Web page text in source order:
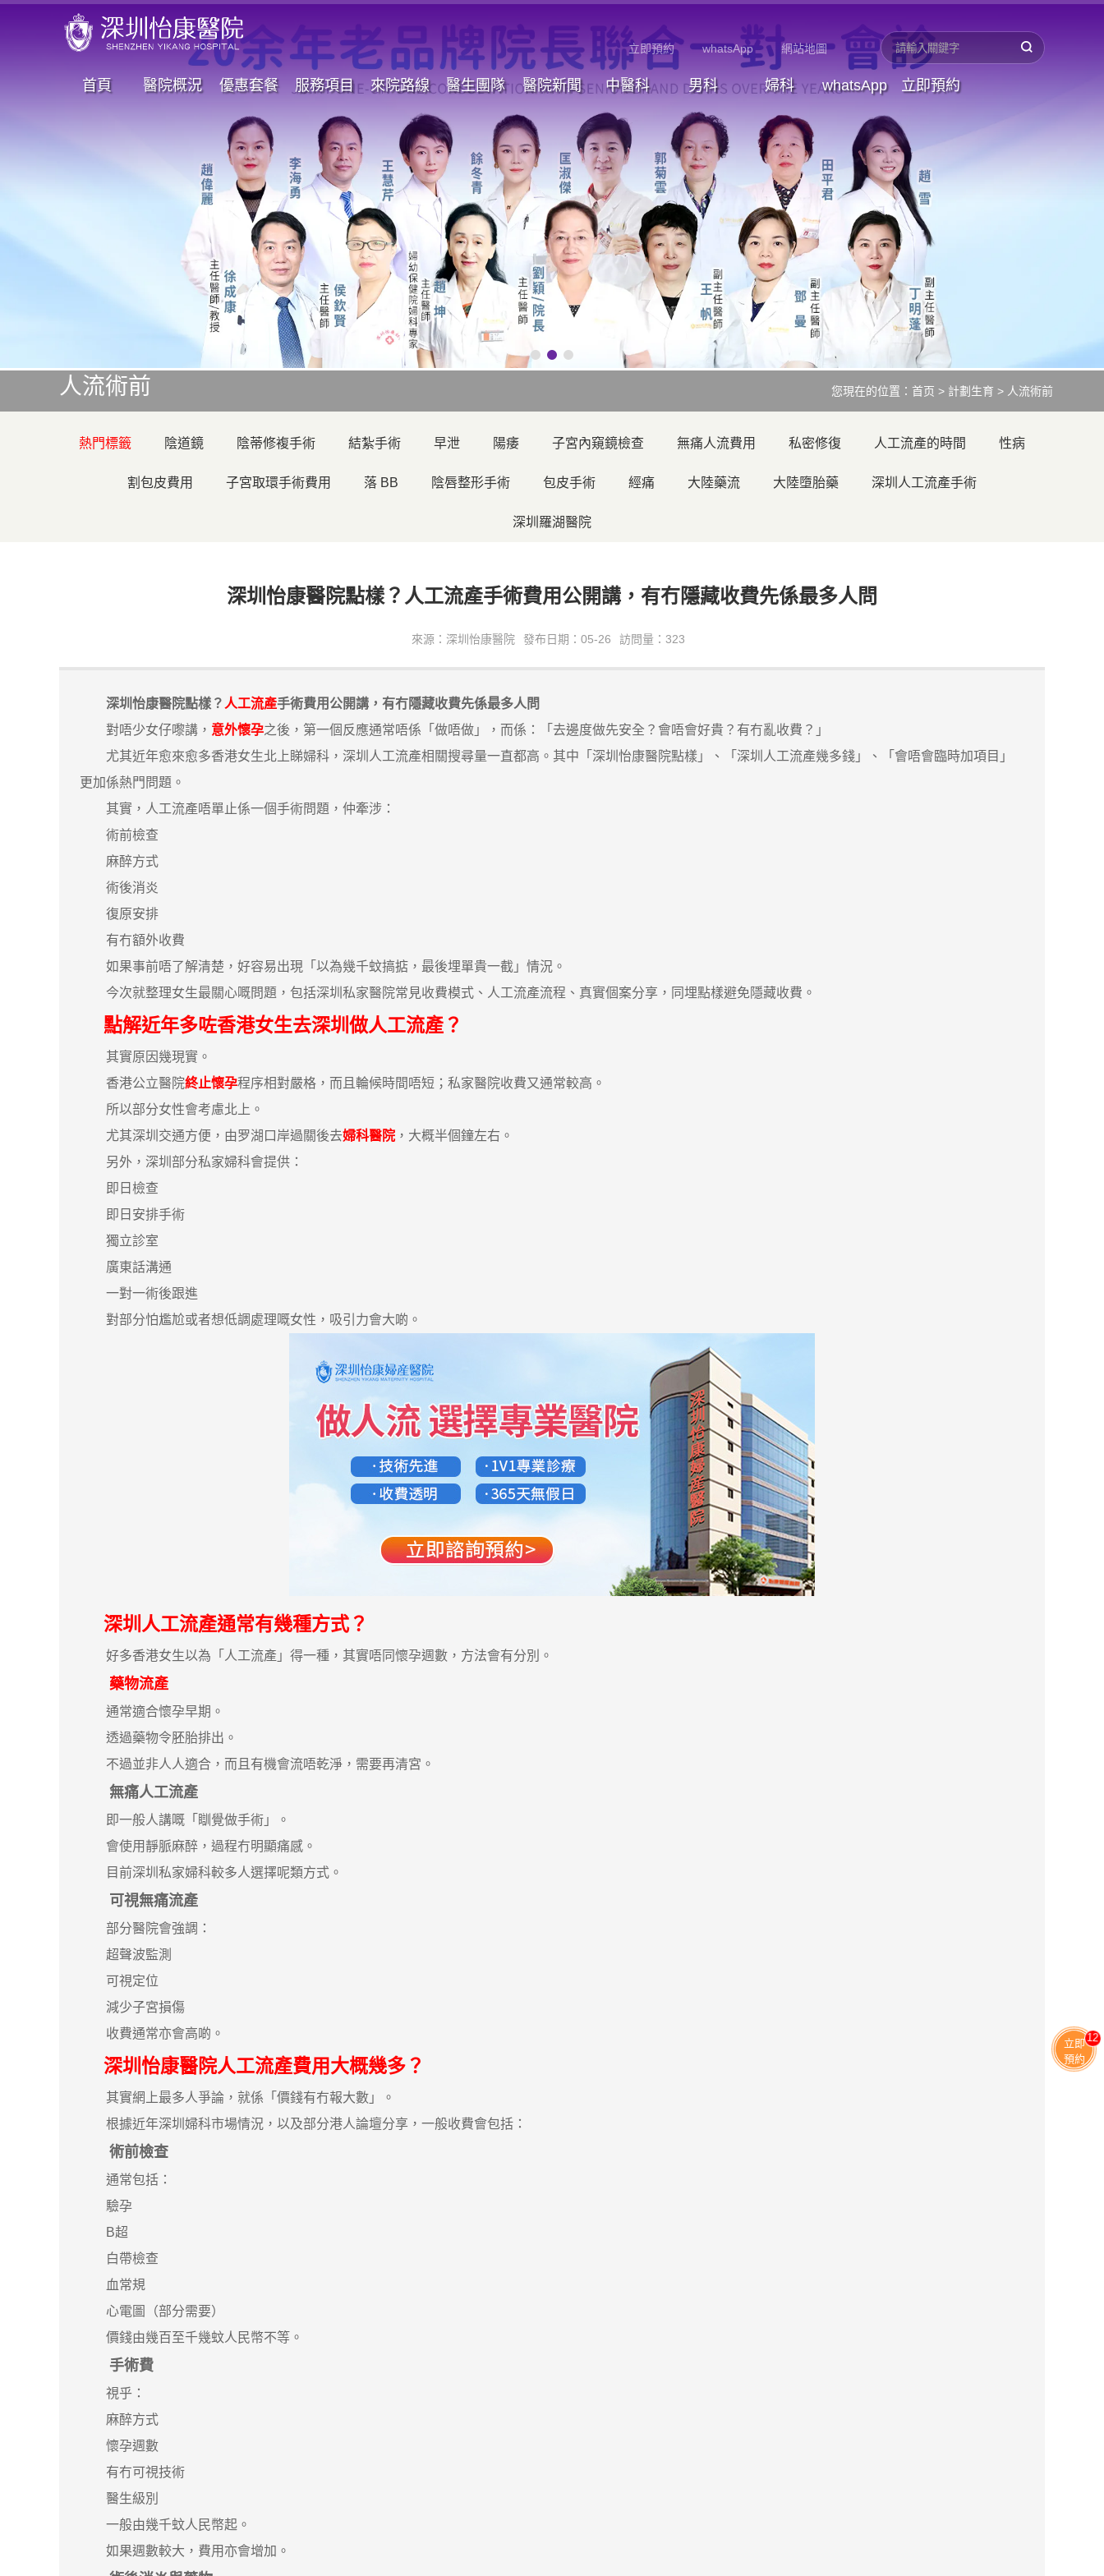
立即預約 whatsApp 網站地圖
首頁 醫院概況 優惠套餐 服務項目 來院路線 醫生團隊 醫院新聞 中醫科 男科 婦科 whatsApp 立即預約
人流術前 您現在的位置： 首页 > 計劃生育 > 人流術前
熱門標籤 陰道鏡 陰蒂修複手術 結紮手術 早泄 陽痿 子宮內窺鏡檢查 無痛人流費用 私密修復 人工流產的時間 性病
割包皮費用 子宮取環手術費用 落 BB 陰唇整形手術 包皮手術 經痛 大陸藥流 大陸墮胎藥 深圳人工流產手術
深圳羅湖醫院
深圳怡康醫院點樣？人工流產手術費用公開講，有冇隱藏收費先係最多人問
來源：深圳怡康醫院 發布日期：05-26 訪問量：323
深圳怡康醫院點樣？ 人工流產手術費用公開講，有冇隱藏收費先係最多人問
對唔少女仔嚟講， 意外懷孕之後，第一個反應通常唔係「做唔做」，而係：「去邊度做先安全？會唔會好貴？有冇亂收費？」
尤其近年愈來愈多香港女生北上睇婦科，深圳人工流產相關搜尋量一直都高。其中「深圳怡康醫院點樣」、「深圳人工流產幾多錢」、「會唔會臨時加項目」
更加係熱門問題。
其實，人工流產唔單止係一個手術問題，仲牽涉：
術前檢查
麻醉方式
術後消炎
復原安排
有冇額外收費
如果事前唔了解清楚，好容易出現「以為幾千蚊搞掂，最後埋單貴一截」情況。
今次就整理女生最關心嘅問題，包括深圳私家醫院常見收費模式、人工流產流程、真實個案分享，同埋點樣避免隱藏收費。
點解近年多咗香港女生去深圳做人工流產？
其實原因幾現實。
香港公立醫院終止懷孕程序相對嚴格，而且輪候時間唔短；私家醫院收費又通常較高。
所以部分女性會考慮北上。
尤其深圳交通方便，由罗湖口岸過關後去婦科醫院 ，大概半個鐘左右。
另外，深圳部分私家婦科會提供：
即日檢查
即日安排手術
獨立診室
廣東話溝通
一對一術後跟進
對部分怕尷尬或者想低調處理嘅女性，吸引力會大啲。
深圳人工流產通常有幾種方式？
好多香港女生以為「人工流產」得一種，其實唔同懷孕週數，方法會有分別。
藥物流產
通常適合懷孕早期。
透過藥物令胚胎排出。
不過並非人人適合，而且有機會流唔乾淨，需要再清宮。
無痛人工流產
即一般人講嘅「瞓覺做手術」。
會使用靜脈麻醉，過程冇明顯痛感。
目前深圳私家婦科較多人選擇呢類方式。
可視無痛流產
部分醫院會強調：
超聲波監測
可視定位
減少子宮損傷
收費通常亦會高啲。
深圳怡康醫院人工流產費用大概幾多？
其實網上最多人爭論，就係「價錢有冇報大數」。
根據近年深圳婦科市場情況，以及部分港人論壇分享，一般收費會包括：
術前檢查
通常包括：
驗孕
B超
白帶檢查
血常規
心電圖（部分需要）
價錢由幾百至千幾蚊人民幣不等。
手術費
視乎：
麻醉方式
懷孕週數
有冇可視技術
醫生級別
一般由幾千蚊人民幣起。
如果週數較大，費用亦會增加。
立即
預約
11